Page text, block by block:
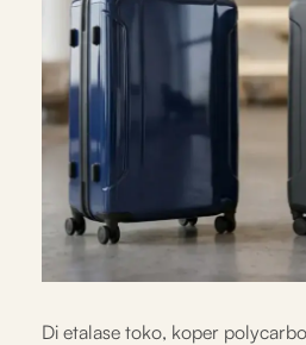
Di etalase toko, koper